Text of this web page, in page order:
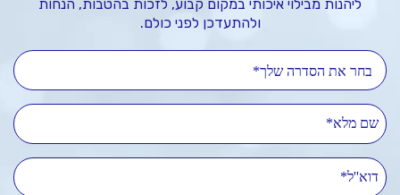
ליהנות מבילוי איכותי במקום קבוע, לזכות בהטבות, הנחות
ולהתעדכן לפני כולם.
בחר את הסדרה שלך*